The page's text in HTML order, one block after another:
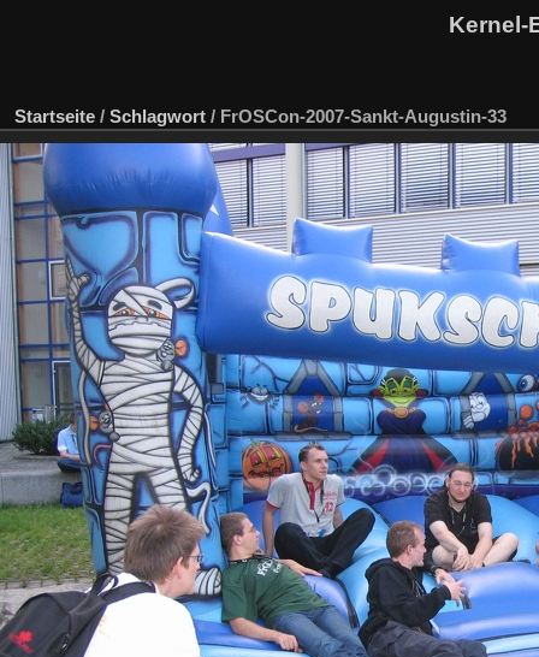
Kernel-
Startseite / Schlagwort / FrOSCon-2007-Sankt-Augustin-33